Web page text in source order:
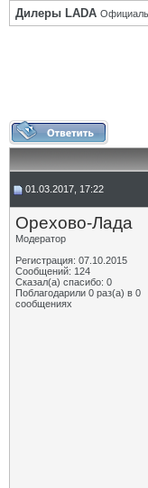
Дилеры LADA
01.03.2017, 17:22
Орехово-Лада
Модератор
Регистрация: 07.10.2015
Сообщений: 124
Сказал(а) спасибо: 0
Поблагодарили 0 раз(а) в 0
сообщениях